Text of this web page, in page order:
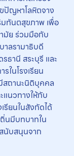
ปัญหาโลหิตจาง
มทันตสุขภาพ เพื่อ
มัย ร่วมมือกับ
ลรามาธิบดี
ธานี สระบุรี และ
ในโรงเรียน
สถานะนิติบุคคล
นวทางให้กับ
รียนในสังกัดได้
นมีบทบาทใน
นับสนุนจาก